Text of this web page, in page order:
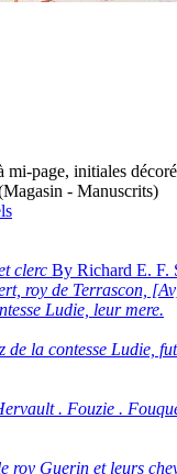
page, initiales
- Manuscrits)
clerc By Richard E. F.
roy de Terrascon,
Ludie, leur mere.
de la contesse Ludie,
. Fouzie .
roy Guerin et leurs